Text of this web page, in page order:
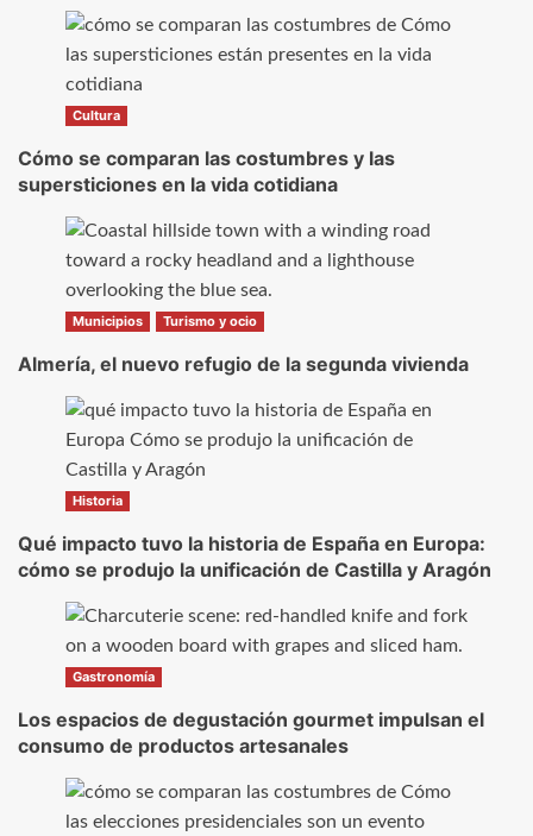
Cultura
Cómo se comparan las costumbres y las
supersticiones en la vida cotidiana
Municipios Turismo y ocio
Almería, el nuevo refugio de la segunda vivienda
Historia
Qué impacto tuvo la historia de España en Europa:
cómo se produjo la unificación de Castilla y Aragón
Gastronomía
Los espacios de degustación gourmet impulsan el
consumo de productos artesanales